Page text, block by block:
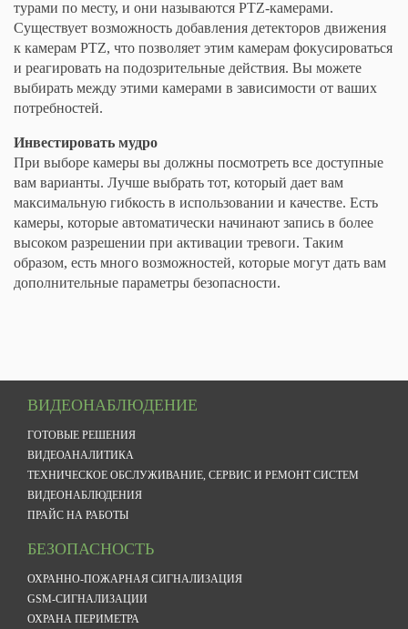
турами по месту, и они называются PTZ-камерами.
Существует возможность добавления детекторов движения
к камерам PTZ, что позволяет этим камерам фокусироваться
и реагировать на подозрительные действия. Вы можете
выбирать между этими камерами в зависимости от ваших
потребностей.
Инвестировать мудро
При выборе камеры вы должны посмотреть все доступные
вам варианты. Лучше выбрать тот, который дает вам
максимальную гибкость в использовании и качестве. Есть
камеры, которые автоматически начинают запись в более
высоком разрешении при активации тревоги. Таким
образом, есть много возможностей, которые могут дать вам
дополнительные параметры безопасности.
ВИДЕОНАБЛЮДЕНИЕ
ГОТОВЫЕ РЕШЕНИЯ
ВИДЕОАНАЛИТИКА
ТЕХНИЧЕСКОЕ ОБСЛУЖИВАНИЕ, СЕРВИС И РЕМОНТ СИСТЕМ
ВИДЕОНАБЛЮДЕНИЯ
ПРАЙС НА РАБОТЫ
БЕЗОПАСНОСТЬ
ОХРАННО-ПОЖАРНАЯ СИГНАЛИЗАЦИЯ
GSM-СИГНАЛИЗАЦИИ
ОХРАНА ПЕРИМЕТРА